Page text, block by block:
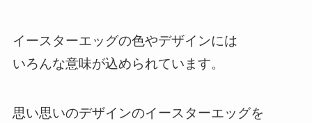
イースターエッグの色やデザインには
いろんな意味が込められています。
思い思いのデザインのイースターエッグを